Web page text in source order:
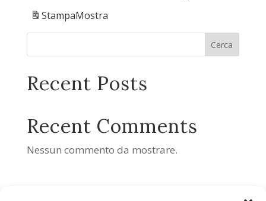
StampaMostra
Cerca
Recent Posts
Recent Comments
Nessun commento da mostrare.